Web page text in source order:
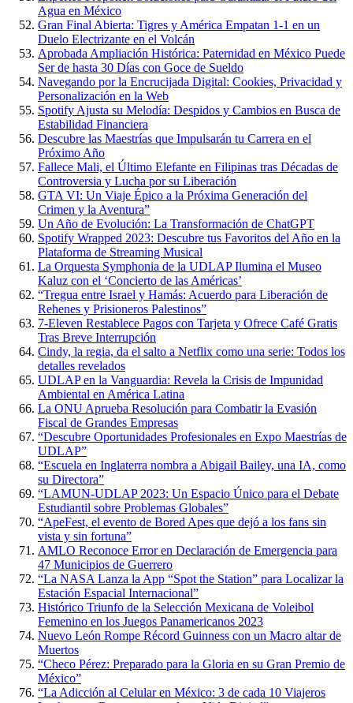
Agua en México
Gran Final Abierta: Tigres y América Empatan 1-1 en un
Duelo Electrizante en el Volcán
Aprobada Ampliación Histórica: Paternidad en México Puede
Ser de hasta 30 Días con Goce de Sueldo
Navegando por la Encrucijada Digital: Cookies, Privacidad y
Personalización en la Web
Spotify Ajusta su Melodía: Despidos y Cambios en Busca de
Estabilidad Financiera
Descubre las Maestrías que Impulsarán tu Carrera en el
Próximo Año
Fallece Mali, el Último Elefante en Filipinas tras Décadas de
Controversia y Lucha por su Liberación
GTA VI: Un Viaje Épico a la Próxima Generación del
Crimen y la Aventura”
Un Año de Evolución: La Transformación de ChatGPT
Spotify Wrapped 2023: Descubre tus Favoritos del Año en la
Plataforma de Streaming Musical
La Orquesta Symphonia de la UDLAP Ilumina el Museo
Kaluz con el ‘Concierto de las Américas’
“Tregua entre Israel y Hamás: Acuerdo para Liberación de
Rehenes y Prisioneros Palestinos”
7-Eleven Restablece Pagos con Tarjeta y Ofrece Café Gratis
Tras Breve Interrupción
Cindy, la regia, da el salto a Netflix como una serie: Todos los
detalles revelados
UDLAP en la Vanguardia: Revela la Crisis de Impunidad
Ambiental en América Latina
La ONU Aprueba Resolución para Combatir la Evasión
Fiscal de Grandes Empresas
“Descubre Oportunidades Profesionales en Expo Maestrías de
UDLAP”
“Escuela en Inglaterra nombra a Abigail Bailey, una IA, como
su Directora”
“LAMUN-UDLAP 2023: Un Espacio Único para el Debate
Estudiantil sobre Problemas Globales”
“ApeFest, el evento de Bored Apes que dejó a los fans sin
vista y sin fortuna”
AMLO Reconoce Error en Declaración de Emergencia para
47 Municipios de Guerrero
“La NASA Lanza la App “Spot the Station” para Localizar la
Estación Espacial Internacional”
Histórico Triunfo de la Selección Mexicana de Voleibol
Femenino en los Juegos Panamericanos 2023
Nuevo León Rompe Récord Guinness con un Macro altar de
Muertos
“Checo Pérez: Preparado para la Gloria en su Gran Premio de
México”
“La Adicción al Celular en México: 3 de cada 10 Viajeros